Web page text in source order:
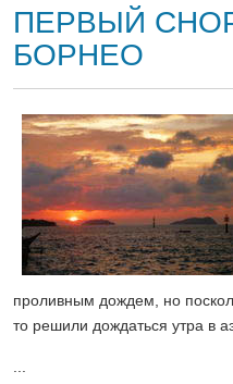
ПЕРВЫЙ
БОРНЕО
проливным дождем, но
то решили дождаться утра в